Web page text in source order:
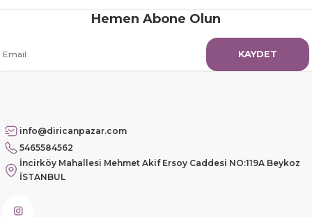
Hemen Abone Olun
KAYDET
info@diricanpazar.com
5465584562
İncirköy Mahallesi Mehmet Akif Ersoy Caddesi NO:119A Beykoz
İSTANBUL